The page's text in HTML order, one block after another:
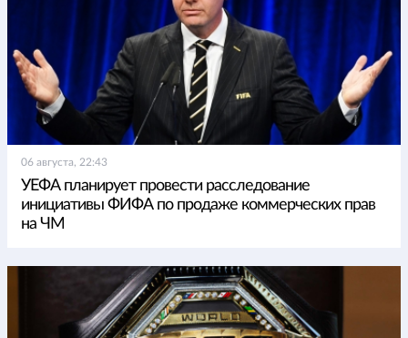
06 августа, 22:43
УЕФА планирует провести расследование
инициативы ФИФА по продаже коммерческих прав
на ЧМ